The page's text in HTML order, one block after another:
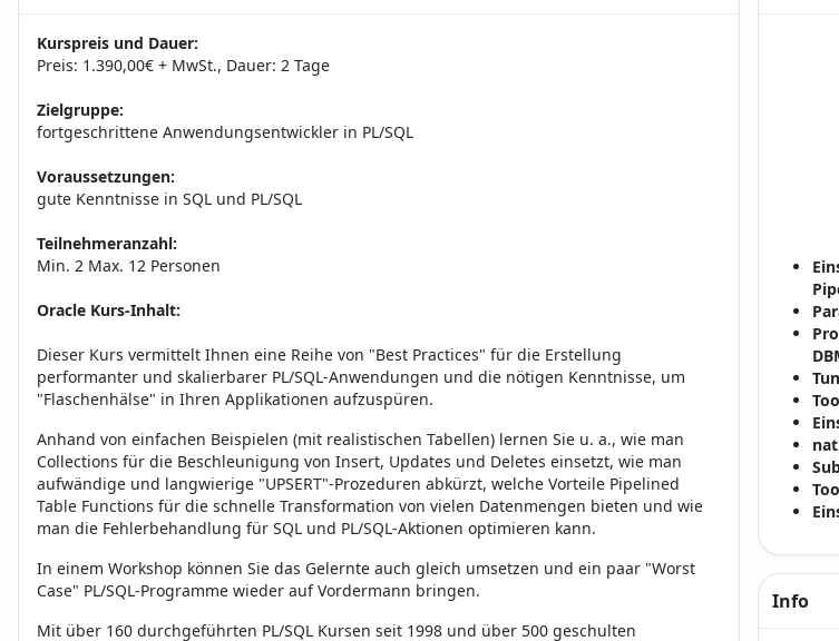
Kurspreis und Dauer:
Preis: 1.390,00€ + MwSt., Dauer: 2 Tage
Zielgruppe:
fortgeschrittene Anwendungsentwickler in PL/SQL
Voraussetzungen:
gute Kenntnisse in SQL und PL/SQL
Teilnehmeranzahl:
Min. 2 Max. 12 Personen
Oracle Kurs-Inhalt:
Dieser Kurs vermittelt Ihnen eine Reihe von "Best Practices" für die Erstellung
performanter und skalierbarer PL/SQL-Anwendungen und die nötigen Kenntnisse, um
"Flaschenhälse" in Ihren Applikationen aufzuspüren.
Anhand von einfachen Beispielen (mit realistischen Tabellen) lernen Sie u. a., wie man
Collections für die Beschleunigung von Insert, Updates und Deletes einsetzt, wie man
aufwändige und langwierige "UPSERT"-Prozeduren abkürzt, welche Vorteile Pipelined
Table Functions für die schnelle Transformation von vielen Datenmengen bieten und wie
man die Fehlerbehandlung für SQL und PL/SQL-Aktionen optimieren kann.
In einem Workshop können Sie das Gelernte auch gleich umsetzen und ein paar "Worst
Case" PL/SQL-Programme wieder auf Vordermann bringen.
Mit über 160 durchgeführten PL/SQL Kursen seit 1998 und über 500 geschulten
Info